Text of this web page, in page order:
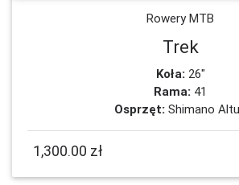
Rowery MTB
Trek
Koła: 26"
Rama: 41
Osprzęt: Shimano
1,300.00 zł